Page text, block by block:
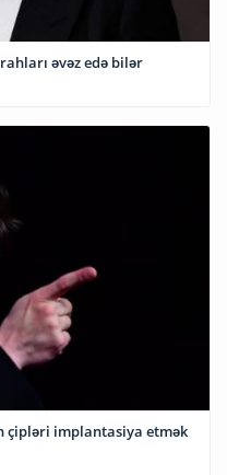
əvəz edə bilər
çipləri implantasiya etmək